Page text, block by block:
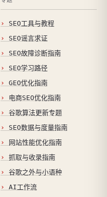
SEO工具与教程
SEO谣言求证
SEO故障诊断指南
SEO学习路径
GEO优化指南
电商SEO优化指南
谷歌算法更新专题
SEO数据与度量指南
网站性能优化指南
抓取与收录指南
谷歌之外与小语种
AI工作流